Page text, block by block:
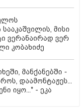
მისი
ვერანაირად ვერ
კობახიძე
მანქანებში -
დაამონტაჟეს...
იყო..." - ეკა